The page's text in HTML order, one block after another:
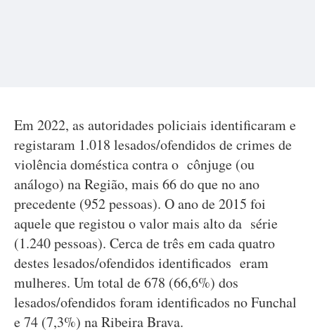
Em 2022, as autoridades policiais identificaram e
registaram 1.018 lesados/ofendidos de crimes de
violência doméstica contra o cônjuge (ou
análogo) na Região, mais 66 do que no ano
precedente (952 pessoas). O ano de 2015 foi
aquele que registou o valor mais alto da série
(1.240 pessoas). Cerca de três em cada quatro
destes lesados/ofendidos identificados eram
mulheres. Um total de 678 (66,6%) dos
lesados/ofendidos foram identificados no Funchal
e 74 (7,3%) na Ribeira Brava.